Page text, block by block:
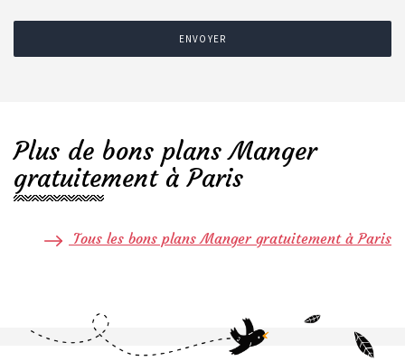
ENVOYER
Plus de bons plans Manger
gratuitement à Paris
Tous les bons plans Manger gratuitement à Paris